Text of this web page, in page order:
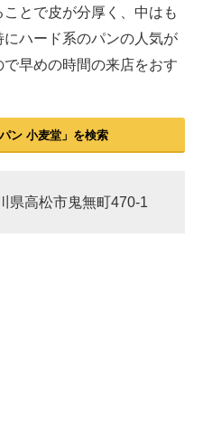
とで皮が分厚く、中はも
ハード系のパンの人気が
早めの時間の来店をおす
ン 小麦堂」を検索
県高松市鬼無町470-1